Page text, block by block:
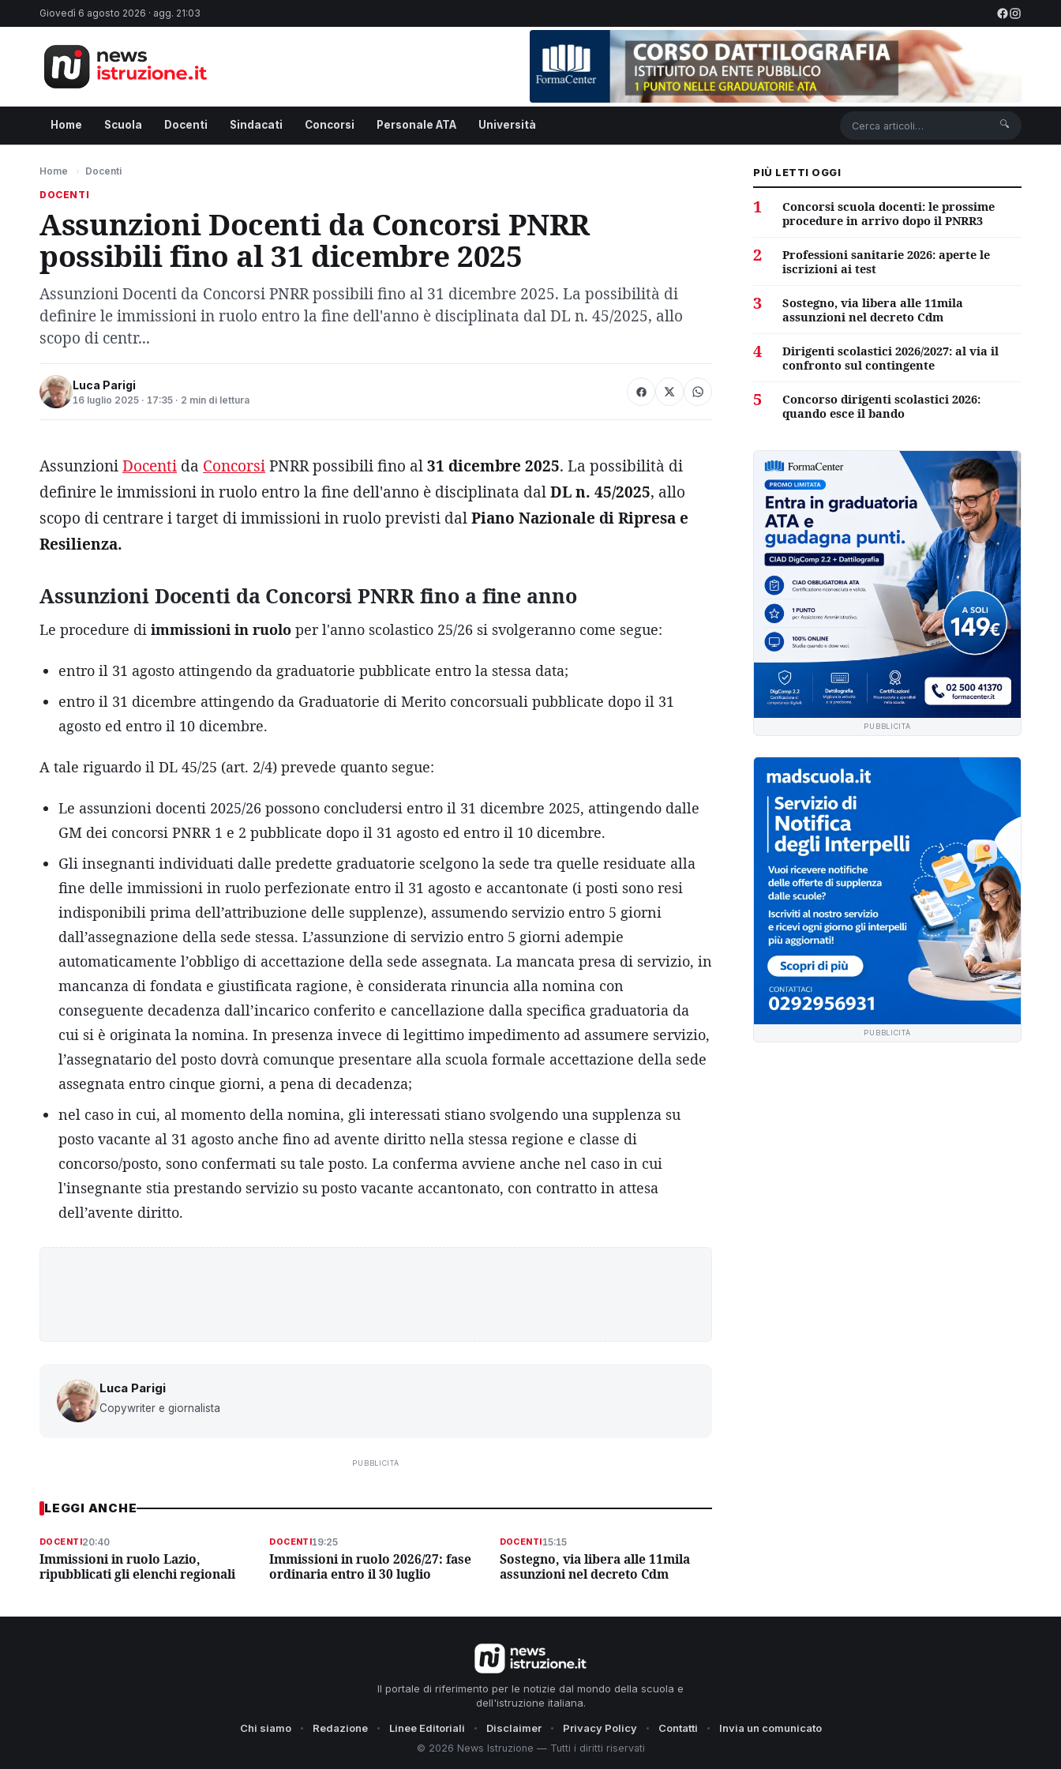
Giovedì 6 agosto 2026 · agg. 21:03
Home Scuola Docenti Sindacati Concorsi Personale ATA Università 🔍
Home › Docenti
DOCENTI
Assunzioni Docenti da Concorsi PNRR
possibili fino al 31 dicembre 2025
Assunzioni Docenti da Concorsi PNRR possibili fino al 31 dicembre 2025. La possibilità di
definire le immissioni in ruolo entro la fine dell'anno è disciplinata dal DL n. 45/2025, allo
scopo di centr...
Luca Parigi
16 luglio 2025 · 17:35 · 2 min di lettura
AssunzioniDocenti da ConcorsiPNRR possibili fino al31 dicembre 2025. La possibilità di
definire le immissioni in ruolo entro la fine dell'anno è disciplinata dalDL n. 45/2025, allo
scopo di centrare i target di immissioni in ruolo previsti dalPiano Nazionale di Ripresa e
Resilienza.
Assunzioni Docenti da Concorsi PNRR fino a fine anno
Le procedure di immissioni in ruolo per l'anno scolastico 25/26 si svolgeranno come segue:
entro il 31 agosto attingendo da graduatorie pubblicate entro la stessa data;
entro il 31 dicembre attingendo da Graduatorie di Merito concorsuali pubblicate dopo il 31
agosto ed entro il 10 dicembre.
A tale riguardo il DL 45/25 (art. 2/4) prevede quanto segue:
Le assunzioni docenti 2025/26 possono concludersi entro il 31 dicembre 2025, attingendo dalle
GM dei concorsi PNRR 1 e 2 pubblicate dopo il 31 agosto ed entro il 10 dicembre.
Gli insegnanti individuati dalle predette graduatorie scelgono la sede tra quelle residuate alla
fine delle immissioni in ruolo perfezionate entro il 31 agosto e accantonate (i posti sono resi
indisponibili prima dell’attribuzione delle supplenze), assumendo servizio entro 5 giorni
dall’assegnazione della sede stessa. L’assunzione di servizio entro 5 giorni adempie
automaticamente l’obbligo di accettazione della sede assegnata. La mancata presa di servizio, in
mancanza di fondata e giustificata ragione, è considerata rinuncia alla nomina con
conseguente decadenza dall’incarico conferito e cancellazione dalla specifica graduatoria da
cui si è originata la nomina. In presenza invece di legittimo impedimento ad assumere servizio,
l’assegnatario del posto dovrà comunque presentare alla scuola formale accettazione della sede
assegnata entro cinque giorni, a pena di decadenza;
nel caso in cui, al momento della nomina, gli interessati stiano svolgendo una supplenza su
posto vacante al 31 agosto anche fino ad avente diritto nella stessa regione e classe di
concorso/posto, sono confermati su tale posto. La conferma avviene anche nel caso in cui
l'insegnante stia prestando servizio su posto vacante accantonato, con contratto in attesa
dell’avente diritto.
Luca Parigi
Copywriter e giornalista
PUBBLICITÀ
LEGGI ANCHE
DOCENTI20:40
Immissioni in ruolo Lazio,
ripubblicati gli elenchi regionali
DOCENTI19:25
Immissioni in ruolo 2026/27: fase
ordinaria entro il 30 luglio
DOCENTI15:15
Sostegno, via libera alle 11mila
assunzioni nel decreto Cdm
PIÙ LETTI OGGI
1
Concorsi scuola docenti: le prossime
procedure in arrivo dopo il PNRR3
2
Professioni sanitarie 2026: aperte le
iscrizioni ai test
3
Sostegno, via libera alle 11mila
assunzioni nel decreto Cdm
4
Dirigenti scolastici 2026/2027: al via il
confronto sul contingente
5
Concorso dirigenti scolastici 2026:
quando esce il bando
PUBBLICITÀ
PUBBLICITÀ
Il portale di riferimento per le notizie dal mondo della scuola e
dell'istruzione italiana.
Chi siamo
Redazione Linee Editoriali Disclaimer Privacy Policy Contatti Invia un comunicato
© 2026 News Istruzione — Tutti i diritti riservati